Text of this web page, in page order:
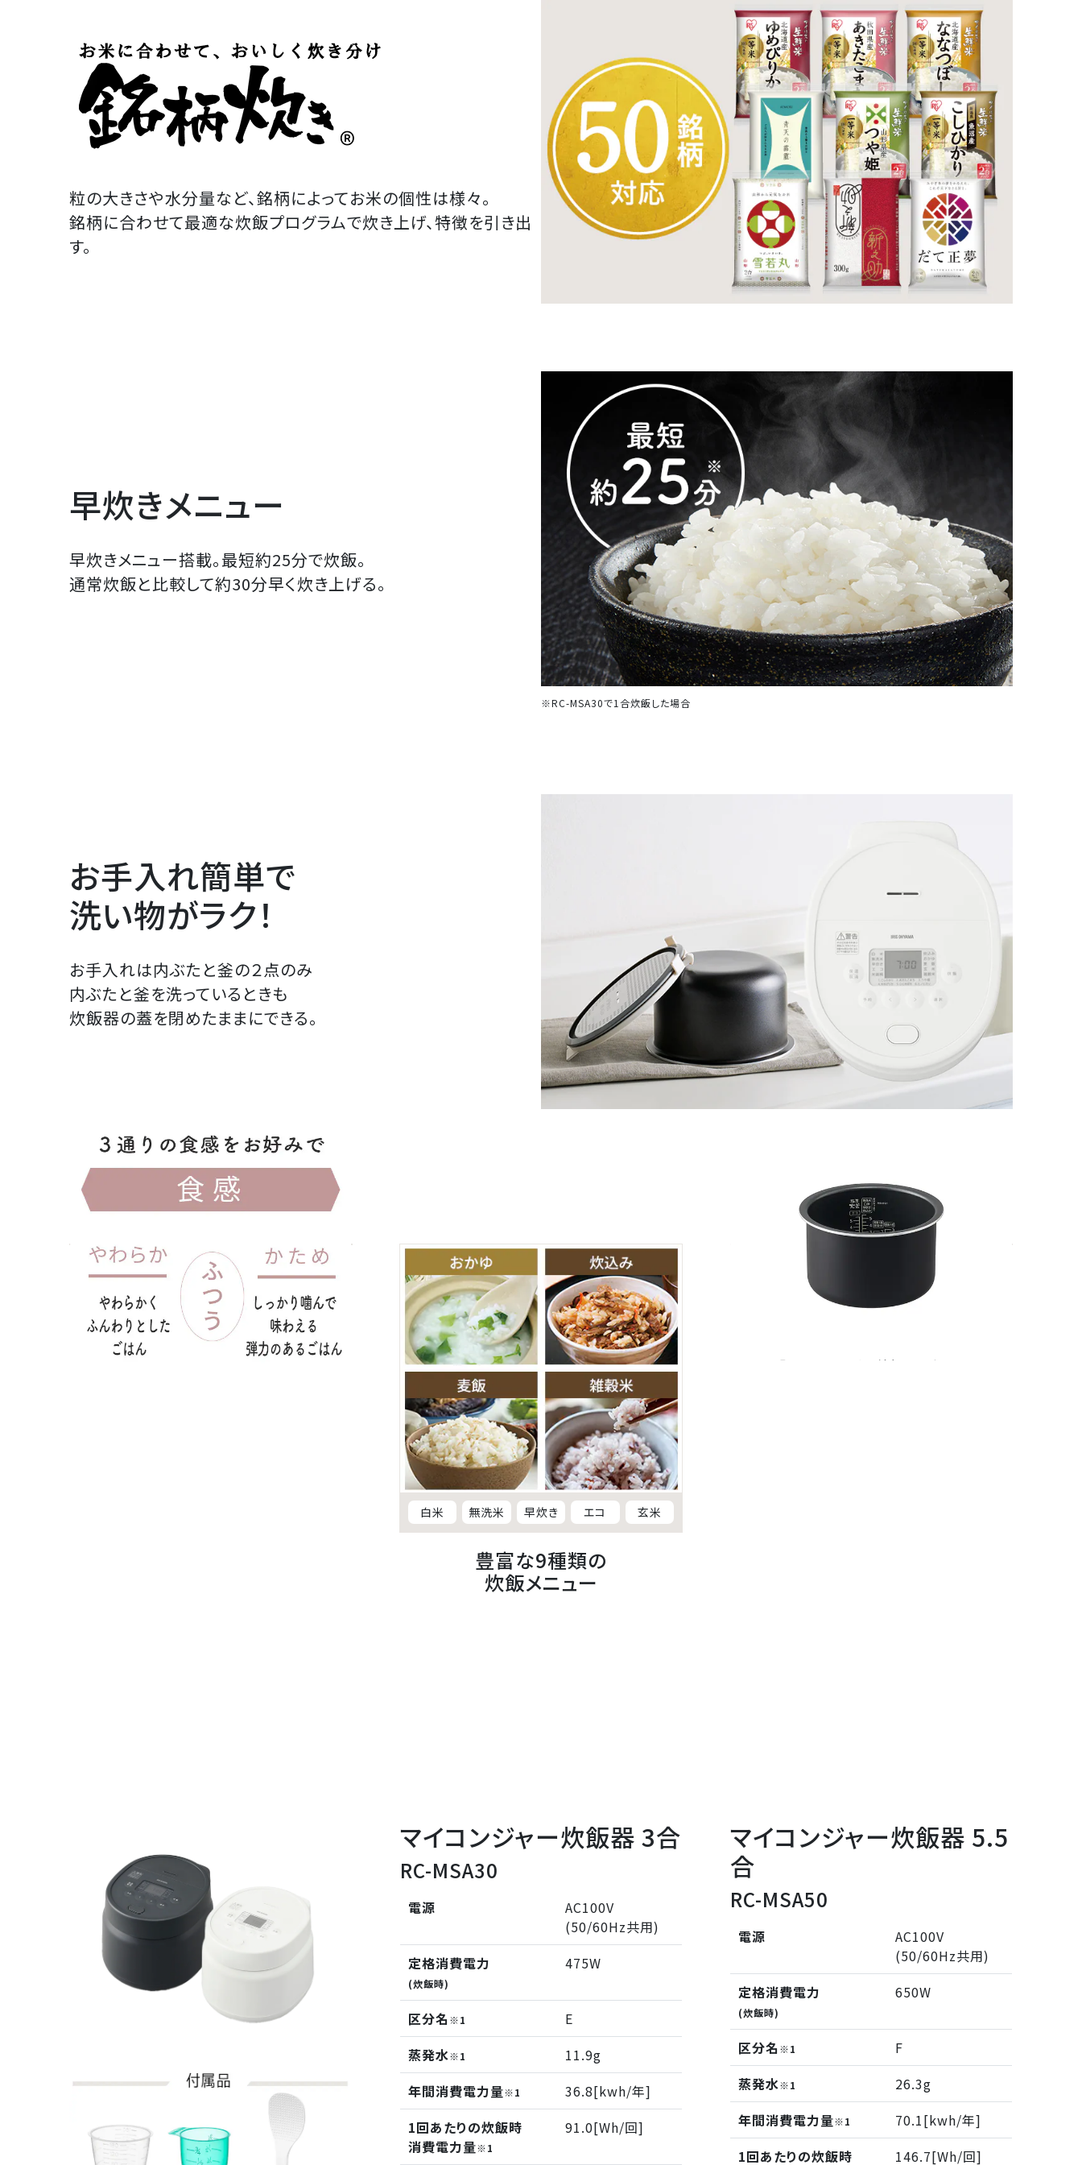
粒の大きさや水分量など、銘柄によってお米の個性は様々。
銘柄に合わせて最適な炊飯プログラムで炊き上げ、特徴を引き出
す。
※RC-MSA30で1合炊飯した場合
早炊きメニュー
早炊きメニュー搭載。最短約25分で炊飯。
通常炊飯と比較して約30分早く炊き上げる。
お手入れ簡単で
洗い物がラク！
お手入れは内ぶたと釜の２点のみ
内ぶたと釜を洗っているときも
炊飯器の蓋を閉めたままにできる。
食感炊き分けメニュー
やわらか/標準/かための
3通りから
好みの食感を選べる。
白米 無洗米 早炊き エコ 玄米
豊富な9種類の
炊飯メニュー
釜厚：3.0mm
マイコンジャー炊飯器 3合
RC-MSA30
電源
AC100V
(50/60Hz共用)
定格消費電力
(炊飯時)
475W
区分名※1
E
蒸発水※1
11.9g
年間消費電力量※1
36.8[kwh/年]
1回あたりの炊飯時
消費電力量※1
91.0[Wh/回]
マイコンジャー炊飯器 5.5
合
RC-MSA50
電源
AC100V
(50/60Hz共用)
定格消費電力
(炊飯時)
650W
区分名※1
F
蒸発水※1
26.3g
年間消費電力量※1
70.1[kwh/年]
1回あたりの炊飯時
146.7[Wh/回]